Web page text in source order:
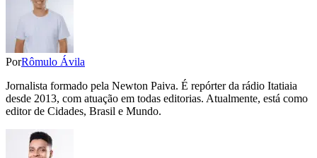
PorRômulo Ávila
Jornalista formado pela Newton Paiva. É repórter da rádio Itatiaia
desde 2013, com atuação em todas editorias. Atualmente, está como
editor de Cidades, Brasil e Mundo.